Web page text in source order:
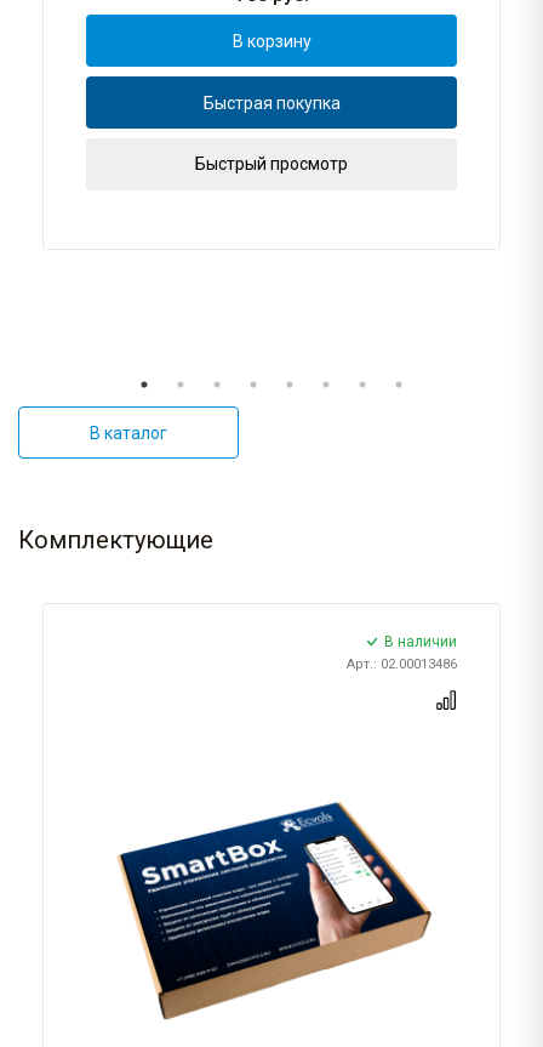
В корзину
Быстрая покупка
Быстрый просмотр
В каталог
Комплектующие
В наличии
Арт.: 02.00013486